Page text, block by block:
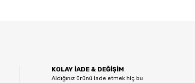
KOLAY İADE & DEĞİŞİM
Aldığınız ürünü iade etmek hiç bu